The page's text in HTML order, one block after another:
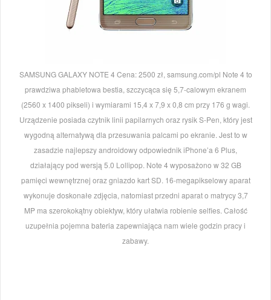
SAMSUNG GALAXY NOTE 4 Cena: 2500 zł, samsung.com/pl Note 4 to
prawdziwa phabletowa bestia, szczycąca się 5,7-calowym ekranem
(2560 x 1400 pikseli) i wymiarami 15,4 x 7,9 x 0,8 cm przy 176 g wagi.
Urządzenie posiada czytnik linii papilarnych oraz rysik S-Pen, który jest
wygodną alternatywą dla przesuwania palcami po ekranie. Jest to w
zasadzie najlepszy androidowy odpowiednik iPhone’a 6 Plus,
działający pod wersją 5.0 Lollipop. Note 4 wyposażono w 32 GB
pamięci wewnętrznej oraz gniazdo kart SD. 16-megapikselowy aparat
wykonuje doskonałe zdjęcia, natomiast przedni aparat o matrycy 3,7
MP ma szerokokątny obiektyw, który ułatwia robienie selfies. Całość
uzupełnia pojemna bateria zapewniająca nam wiele godzin pracy i
zabawy.